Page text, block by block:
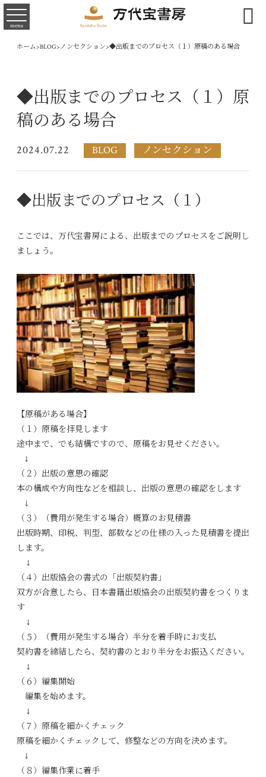
menu 
ホーム>BLOG>ノンセクション>◆出版までのプロセス（１）原稿のある場合
◆出版までのプロセス（１）原
稿のある場合
2024.07.22 BLOG ノンセクション
◆出版までのプロセス（１）
ここでは、万代宝書房による、出版までのプロセスをご説明し
ましょう。
【原稿がある場合】
（１）原稿を拝見します
途中まで、でも結構ですので、原稿をお見せください。
↓
（２）出版の意思の確認
本の構成や方向性などを相談し、出版の意思の確認をします
↓
（３）（費用が発生する場合）概算のお見積書
出版時期、印税、判型、部数などの仕様の入った見積書を提出
します。
↓
（４）出版協会の書式の「出版契約書」
双方が合意したら、日本書籍出版協会の出版契約書をつくりま
す
↓
（５）（費用が発生する場合）半分を着手時にお支払
契約書を締結したら、契約書のとおり半分をお振込ください。
↓
（６）編集開始
編集を始めます。
↓
（７）原稿を細かくチェック
原稿を細かくチェックして、修整などの方向を決めます。
↓
（８）編集作業に着手